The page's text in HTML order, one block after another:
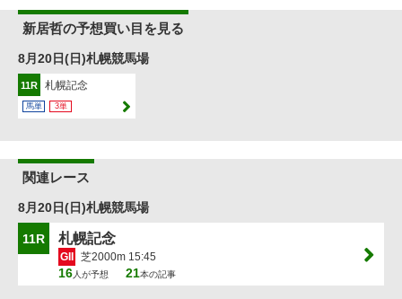
新居哲の予想買い目を見る
8月20日(日)札幌競馬場
11R 札幌記念
馬単 3単
関連レース
8月20日(日)札幌競馬場
11R 札幌記念
GII 芝2000m 15:45
16人が予想 21本の記事